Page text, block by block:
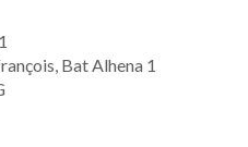
Bat Alhena 1